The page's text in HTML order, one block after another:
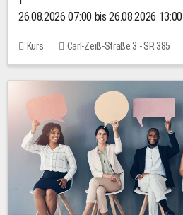
26.08.2026 07:00 bis 26.08.2026 13:00
Kurs Carl-Zeiß-Straße 3 - SR 385
20,00 EUR